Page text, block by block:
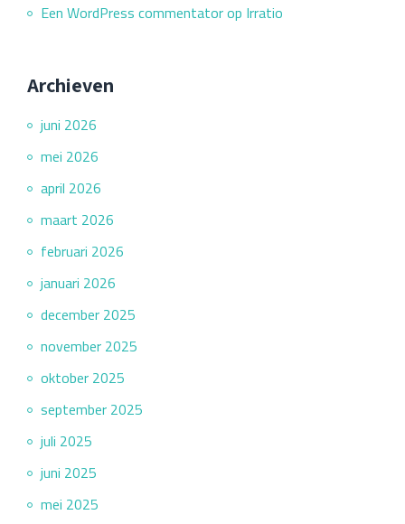
Een WordPress commentatorop Irratio
Archieven
juni 2026
mei 2026
april 2026
maart 2026
februari 2026
januari 2026
december 2025
november 2025
oktober 2025
september 2025
juli 2025
juni 2025
mei 2025